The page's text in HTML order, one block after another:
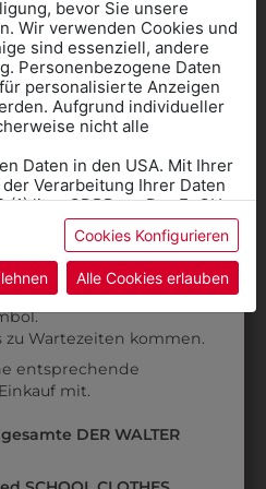
30870505
DAMENKASACK
€ 55,90
bevor Sie unsere
Wir verwenden Cookies und
sind essenziell, andere
Personenbezogene Daten
personalisierte Anzeigen
Aufgrund individueller
nicht alle
Daten in den USA. Mit Ihrer
Verarbeitung Ihrer Daten
lit. a GDPR zu. Der EuGH
unzureichendem Datenschutz
dass US-Behörden
für Europäer überwachen.
im
Cookies Konfigurieren
Alle Cookies erlauben
wenn Sie
SCHULE in der
Schule auswählen.
Termin buchen
zu Wartezeiten kommen.
entsprechende
mit.
DER WALTER